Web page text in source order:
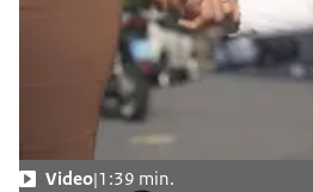
Video 1:39 min.